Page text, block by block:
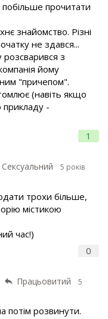
1
прочитати
знайомство. Різні
не здався...
розсварився з
йому
"причепом".
(навіть якщо
прикладу -
Сексуальний
5 років
0
трохи більше,
містикою
час!)
Працьовитий
5
розвинути.